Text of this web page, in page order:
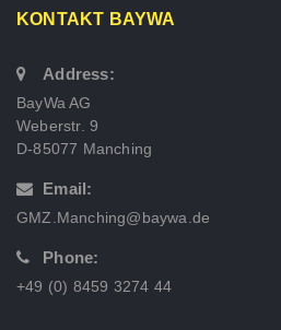
KONTAKT BAYWA
Address:
BayWa AG
Weberstr. 9
D-85077 Manching
Email:
GMZ.Manching@baywa.de
Phone:
+49 (0) 8459 3274 44